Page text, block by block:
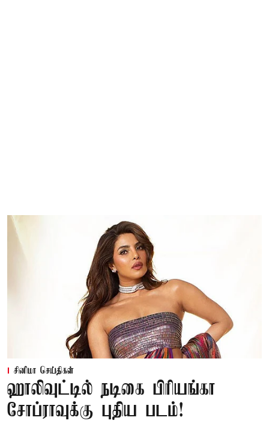
சினிமா செய்திகள்
ஹாலிவுட்டில் நடிகை பிரியங்கா
சோப்ராவுக்கு புதிய படம்!